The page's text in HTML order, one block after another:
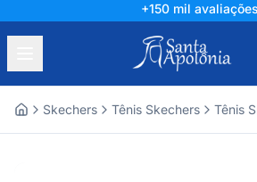
+150 mil avaliações
Skechers Tênis Skechers Tênis